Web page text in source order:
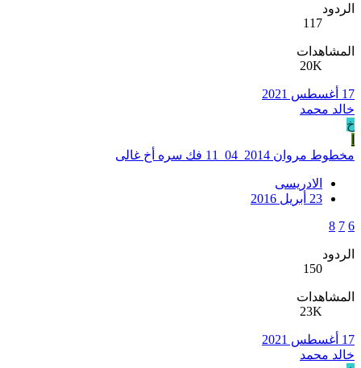
الردود
117
المشاهدات
20K
17 أغسطس 2021
خالد محمد
خ
مخطوط مروان 2014_04_11 فك سره أخ غالى
الادريسى
23 أبريل 2016
6
7
8
الردود
150
المشاهدات
23K
17 أغسطس 2021
خالد محمد